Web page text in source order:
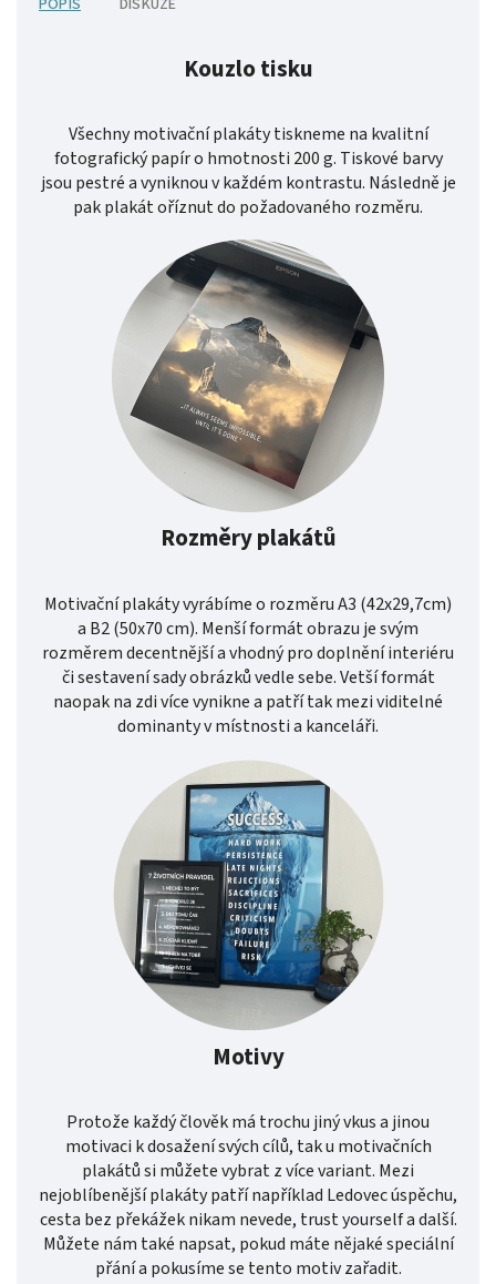
Kouzlo tisku
Všechny motivační plakáty tiskneme na kvalitní
fotografický papír o hmotnosti 200 g. Tiskové barvy
jsou pestré a vyniknou v každém kontrastu. Následně je
pak plakát oříznut do požadovaného rozměru.
Rozměry plakátů
Motivační plakáty vyrábíme o rozměru A3 (42x29,7cm)
a B2 (50x70 cm). Menší formát obrazu je svým
rozměrem decentnější a vhodný pro doplnění interiéru
či sestavení sady obrázků vedle sebe. Vetší formát
naopak na zdi více vynikne a patří tak mezi viditelné
dominanty v místnosti a kanceláři.
Motivy
Protože každý člověk má trochu jiný vkus a jinou
motivaci k dosažení svých cílů, tak u motivačních
plakátů si můžete vybrat z více variant. Mezi
nejoblíbenější plakáty patří například Ledovec úspěchu,
cesta bez překážek nikam nevede, trust yourself a další.
Můžete nám také napsat, pokud máte nějaké speciální
přání a pokusíme se tento motiv zařadit.